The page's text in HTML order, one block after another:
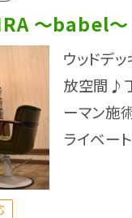
～babel～
ウッドデ
放空間♪
ーマン施
ライベー